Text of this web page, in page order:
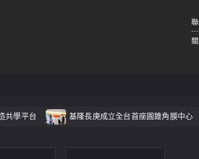
基隆長庚成立全台首座圓錐角膜中心 守護國人視力